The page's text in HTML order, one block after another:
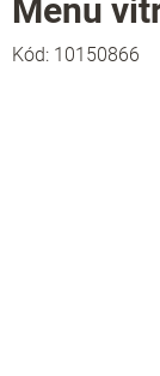
Menu
Kód: 10150866